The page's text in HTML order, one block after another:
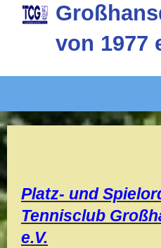
von 1977
Platz- und
Tennisclub
e.V.